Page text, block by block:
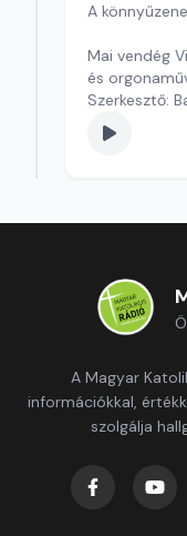
A
Mai vendég
és
Szerkesztő:
A Magyar
információkkal,
szolgálja